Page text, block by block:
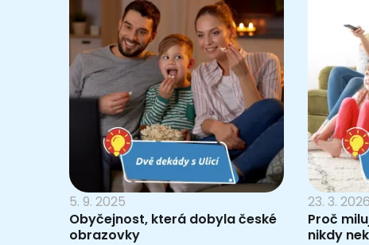
5. 9. 2025
Obyčejnost, která dobyla české
obrazovky
23. 3. 2026
Proč
nikdy